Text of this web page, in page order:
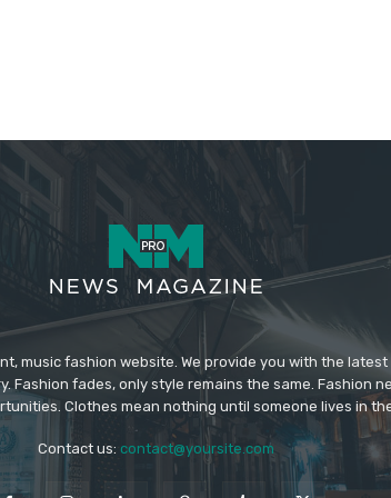
music fashion website. We provide you with the
fades, only style remains the same. Fashion
Clothes mean nothing until someone lives in
Contact us: contact@yoursite.com